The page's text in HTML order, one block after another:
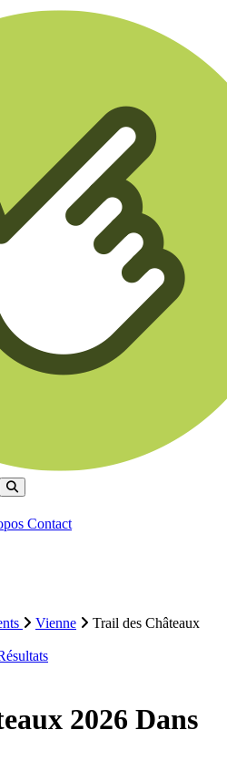
Rechercher
Contact
Vienne
Trail des Châteaux
2026 Dans